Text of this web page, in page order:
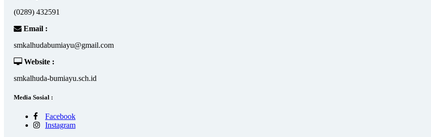
(0289) 432591
Email :
smkalhudabumiayu@gmail.com
Website :
smkalhuda-bumiayu.sch.id
Media Sosial :
Facebook
Instagram